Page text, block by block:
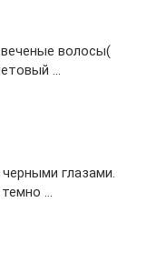
волосы(
…
глазами.
…